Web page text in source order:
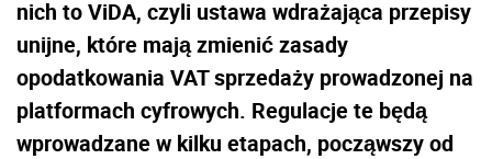
nich to ViDA, czyli ustawa wdrażająca przepisy
unijne, które mają zmienić zasady
opodatkowania VAT sprzedaży prowadzonej na
platformach cyfrowych. Regulacje te będą
wprowadzane w kilku etapach, począwszy od